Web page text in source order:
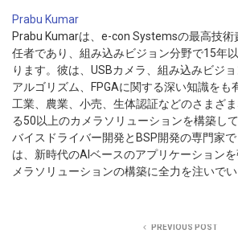
Prabu Kumar
Prabu Kumarは、e-con Systemsの最高技
任者であり、組み込みビジョン分野で15年
ります。彼は、USBカメラ、組み込みビジ
アルゴリズム、FPGAに関する深い知識をも
工業、農業、小売、生体認証などのさまざ
る50以上のカメラソリューションを構築し
バイスドライバー開発とBSP開発の専門家
は、新時代のAIベースのアプリケーション
メラソリューションの構築に全力を注いでい
PREVIOUS POST